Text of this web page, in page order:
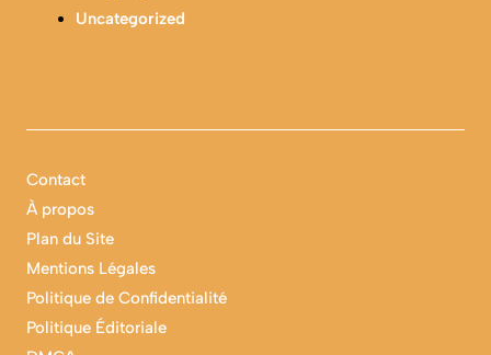
Uncategorized
Contact
À propos
Plan du Site
Mentions Légales
Politique de Confidentialité
Politique Éditoriale